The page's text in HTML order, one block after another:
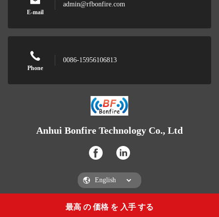
最高 の 価格 を 入手 する
E-mail
admin@rfbonfire.com
Phone
0086-15956106813
Anhui Bonfire Technology Co., Ltd
Anhui Bonfire Technology Co., LtdGet a Quote